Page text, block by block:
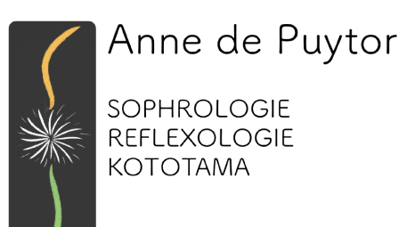
Accueil
Réflexologie | Shiatsu
Sophrologie
Kototama
Formations
Dien Chan